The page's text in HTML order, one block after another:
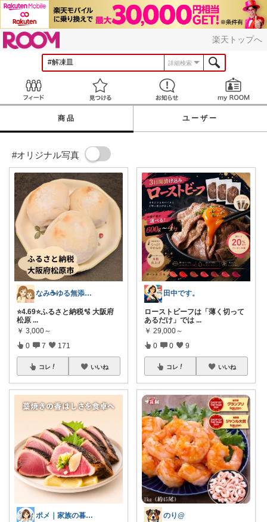
楽天トップへ
詳細検索
見つける お知らせ
商品 ユーザー
#オリジナル写真
なみ☕ゆる無添加🌱5歳差姉妹
⭐️4.69⭐️ふるさと納税🫧 大阪府
松原 ...
￥ 3,000～
0 7 171
コレ いいね
ポメ｜家族の暮らしを少しラクに
田中です。
ローストビーフは「薄く切って
あるだけ」では ...
￥ 29,000～
0 0 9
コレ いいね
のり@